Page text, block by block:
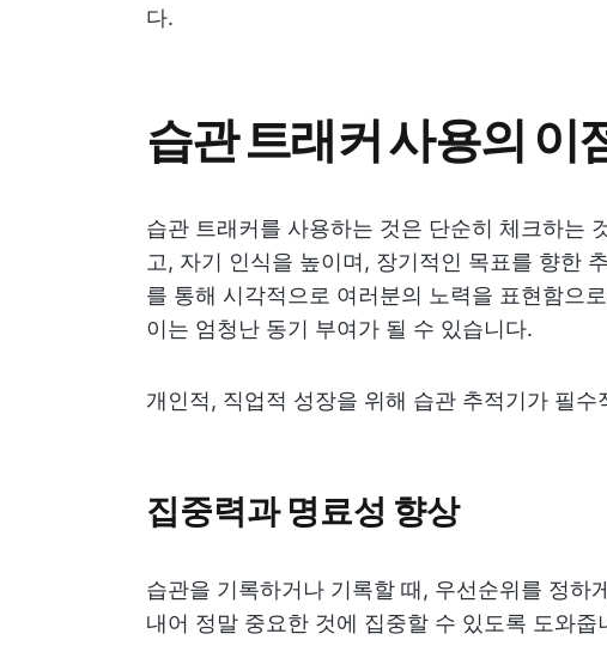
다.
습관 트래커 사용의 이
습관 트래커를 사용하는 것은 단순히 체크하는
고, 자기 인식을 높이며, 장기적인 목표를 향한
를 통해 시각적으로 여러분의 노력을 표현함으
이는 엄청난 동기 부여가 될 수 있습니다.
개인적, 직업적 성장을 위해 습관 추적기가 필
집중력과 명료성 향상
습관을 기록하거나 기록할 때, 우선순위를 정하
내어 정말 중요한 것에 집중할 수 있도록 도와